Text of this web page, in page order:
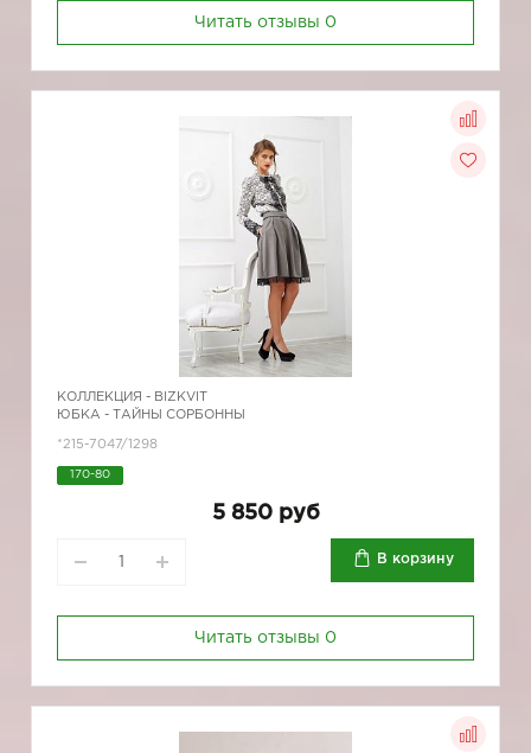
Читать отзывы 0
КОЛЛЕКЦИЯ - BIZKVIT
ЮБКА - ТАЙНЫ СОРБОННЫ
*215-7047/1298
170-80
5 850 руб
В корзину
Читать отзывы 0